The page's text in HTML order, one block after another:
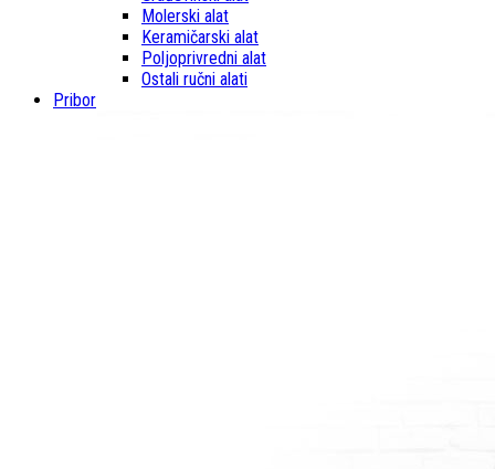
Molerski alat
Keramičarski alat
Poljoprivredni alat
Ostali ručni alati
Pribor